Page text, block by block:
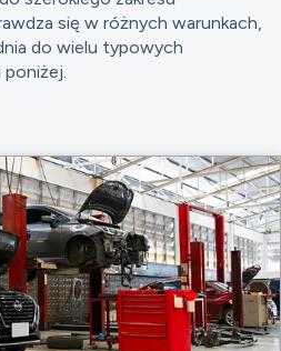
się w różnych warunkach,
do wielu typowych